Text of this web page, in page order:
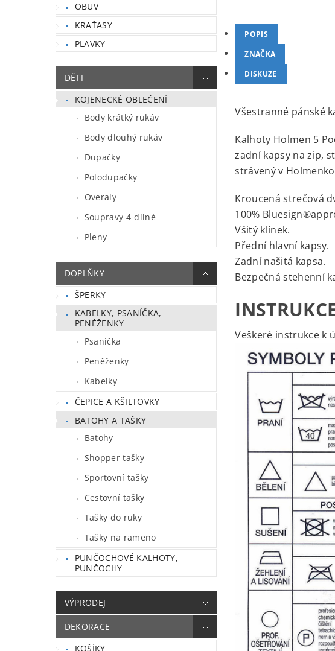
OBUV
KRAŤASY
PLAVKY
DĚTI
KOJENECKÉ OBLEČENÍ
Body krátký rukáv
Body dlouhý rukáv
Dupačky
Polodupačky
Overaly
Soupravy 4-dílné
Pleny
DOPLŇKY
ŠPERKY
KABELKY, PSANÍČKA,
PENĚŽENKY
Psaníčka
Peněženky
Kabelky
ČEPICE A KŠILTOVKY
BATOHY A TAŠKY
Batohy
Shopper tašky
Sportovní tašky
Cestovní tašky
Tašky do ruky
Tašky na rameno
PUNČOCHOVÉ KALHOTY,
PUNČOCHY
VÝPRODEJ
DEKORACE
KOŠÍKY
POPIS
ZNAČKA
DISKUZE
Všestranné pánské
Kalhoty Holmen 5
zadní kapsy na zip,
strávený v
Kroucená strečová
100%
Všitý klínek.
Přední hlavní kapsy.
Zadní našitá kapsa.
Bezpečná stehenní
Veškeré instrukce k